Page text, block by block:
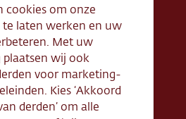
Wassenaar
AN Zoetermeer
cookies om onze
te laten werken en uw
Met uw
wij ook
voor marketing-
Kies ‘Akkoord
derden’ om alle